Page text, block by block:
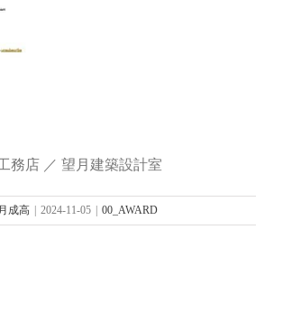
務店 ／ 望月建築設計室
成高 | 2024-11-05 | 00_AWARD